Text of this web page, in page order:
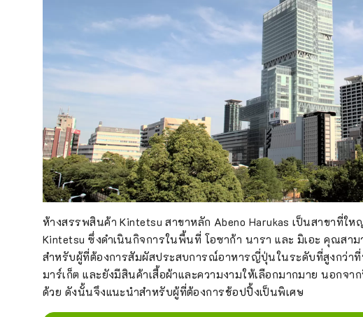
ห้างสรรพสินค้า Kintetsu สาขาหลัก Abeno Harukas เป็นสาขาที่ใ
Kintetsu ซึ่งดำเนินกิจการในพื้นที่ โอซาก้า นารา และ มิเอะ คุณสา
สำหรับผู้ที่ต้องการสัมผัสประสบการณ์อาหารญี่ปุ่นในระดับที่สูงกว่าที่
มาร์เก็ต และยังมีสินค้าเสื้อผ้าและความงามให้เลือกมากมาย นอกจ
ด้วย ดังนั้นจึงแนะนำสำหรับผู้ที่ต้องการช้อปปิ้งเป็นพิเศษ